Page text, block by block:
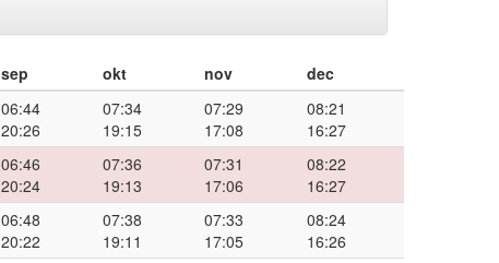
sep okt nov
dec
06:44
20:26
07:34
19:15
07:29
17:08
08:21
16:27
06:46
20:24
07:36
19:13
07:31
17:06
08:22
16:27
06:48
20:22
07:38
19:11
07:33
17:05
08:24
16:26